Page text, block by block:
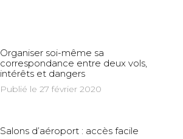
Organiser soi-même sa
correspondance entre deux vols,
intérêts et dangers
Publié le 27 février 2020
Salons d’aéroport : accès facile